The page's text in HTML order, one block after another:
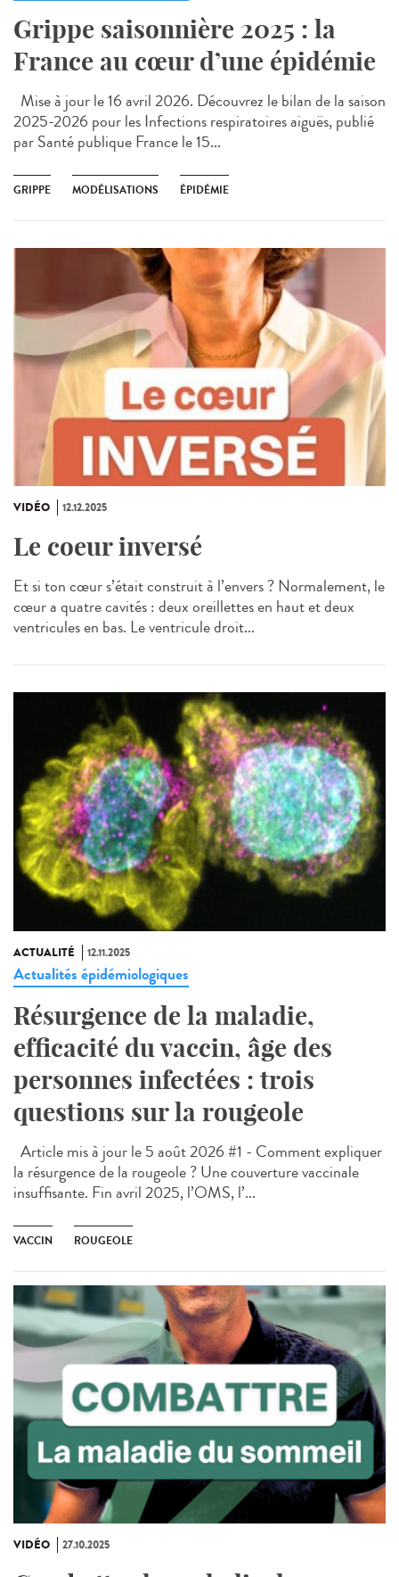
Grippe saisonnière 2025 : la
France au cœur d’une épidémie
Mise à jour le 16 avril 2026. Découvrez le bilan de la saison
2025-2026 pour les Infections respiratoires aiguës, publié
par Santé publique France le 15...
GRIPPE MODÉLISATIONS ÉPIDÉMIE
VIDÉO 12.12.2025
Le coeur inversé
Et si ton cœur s’était construit à l’envers ? Normalement, le
cœur a quatre cavités : deux oreillettes en haut et deux
ventricules en bas. Le ventricule droit...
ACTUALITÉ 12.11.2025
Actualités épidémiologiques
Résurgence de la maladie,
efficacité du vaccin, âge des
personnes infectées : trois
questions sur la rougeole
Article mis à jour le 5 août 2026 #1 - Comment expliquer
la résurgence de la rougeole ? Une couverture vaccinale
insuffisante. Fin avril 2025, l’OMS, l’...
VACCIN ROUGEOLE
VIDÉO 27.10.2025